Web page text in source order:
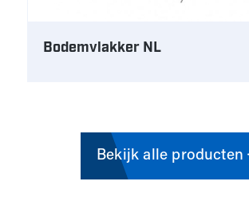
Bodemvlakker NL
Bekijk alle producten